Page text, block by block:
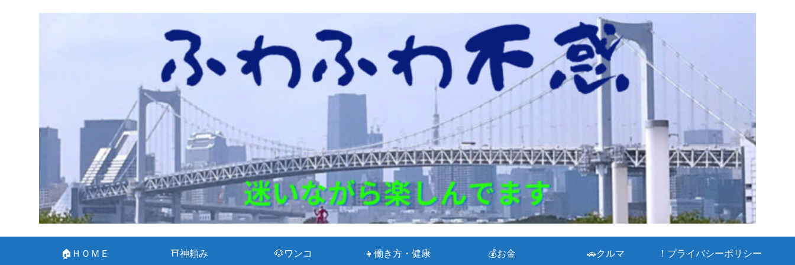
🏠ＨＯＭＥ ⛩神頼み 🐶ワンコ 👧働き方・健康 💰お金 🚗クルマ ！プライバシーポリシー